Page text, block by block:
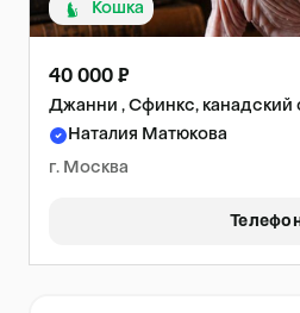
Кошка
40 000 ₽
Джанни , Сфинкс, канадский
Наталия Матюкова
г. Москва